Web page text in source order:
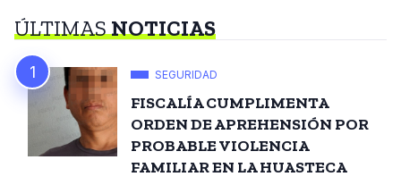
ÚLTIMASNOTICIAS
SEGURIDAD
FISCALÍA CUMPLIMENTA
ORDEN DE APREHENSIÓN POR
PROBABLE VIOLENCIA
FAMILIAR EN LA HUASTECA